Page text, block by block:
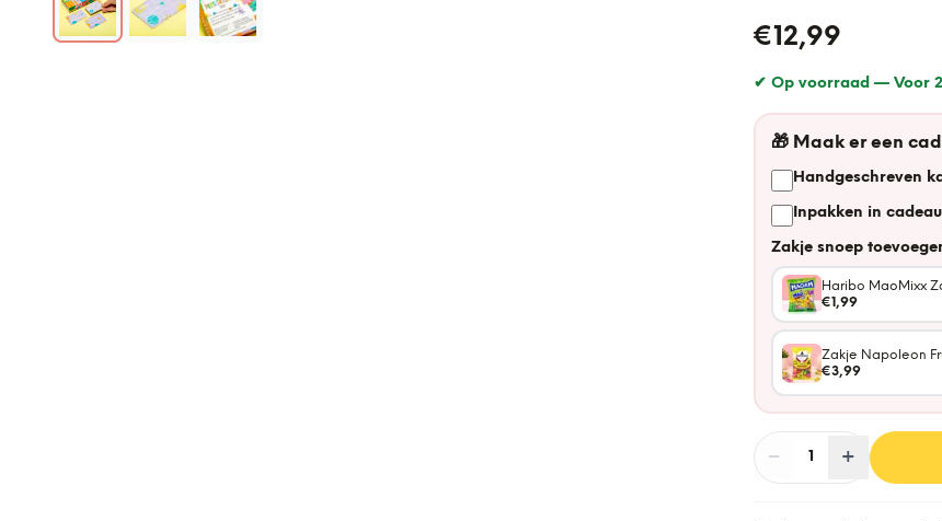
€12,99
✔ Op voorraad — Voor
🎁 Maak er een
Handgeschreven
Inpakken in
Zakje snoep
Haribo MaoMixx
€1,99
Zakje Napoleon
€3,99
− Aantal
1 +